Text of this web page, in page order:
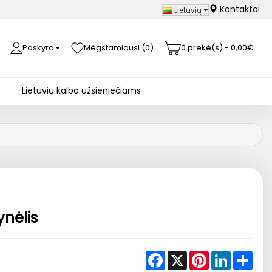
Lietuvių Kontaktai
Paskyra Mėgstamiausi (0) 0 prekė(s) - 0,00€
Lietuvių kalba užsieniečiams
Facebook
X PinterestLinkedIn